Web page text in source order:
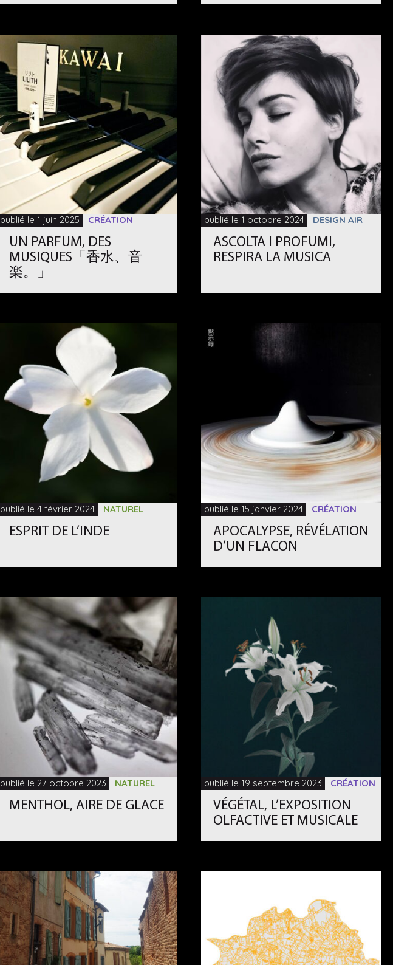
publié le 1 juin 2025 CRÉATION
UN PARFUM, DES
MUSIQUES「香水、音
楽。」
publié le 1 octobre 2024 DESIGN AIR
ASCOLTA I PROFUMI,
RESPIRA LA MUSICA
publié le 4 février 2024 NATUREL
ESPRIT DE L’INDE
publié le 15 janvier 2024 CRÉATION
APOCALYPSE, RÉVÉLATION
D’UN FLACON
publié le 27 octobre 2023 NATUREL
MENTHOL, AIRE DE GLACE
publié le 19 septembre 2023 CRÉATION
VÉGÉTAL, L’EXPOSITION
OLFACTIVE ET MUSICALE